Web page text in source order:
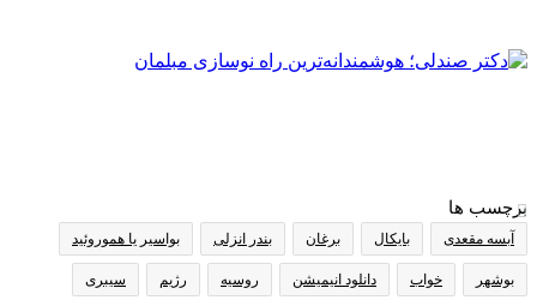
برچسب ها
آبسه مقعدی بایکال برغان بندر انزلی بواسیر یا هموروئید
بوشهر خواب دانلود انیمیشن روسیه رژیم سیبری